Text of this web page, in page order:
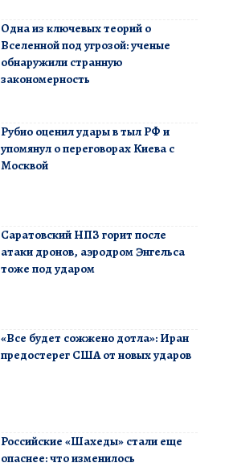
Одна из ключевых теорий о
Вселенной под угрозой: ученые
обнаружили странную
закономерность
Рубио оценил удары в тыл РФ и
упомянул о переговорах Киева с
Москвой
Саратовский НПЗ горит после
атаки дронов, аэродром Энгельса
тоже под ударом
«Все будет сожжено дотла»: Иран
предостерег США от новых ударов
Российские «Шахеды» стали еще
опаснее: что изменилось